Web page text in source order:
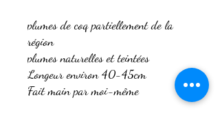
plumes de coq partiellement de la
région
plumes naturelles et teintées
Longeur environ 40-45cm
Fait main par moi-même